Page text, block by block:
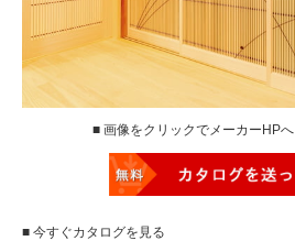
■ 画像をクリックでメーカーHPへ
■ 今すぐカタログを見る